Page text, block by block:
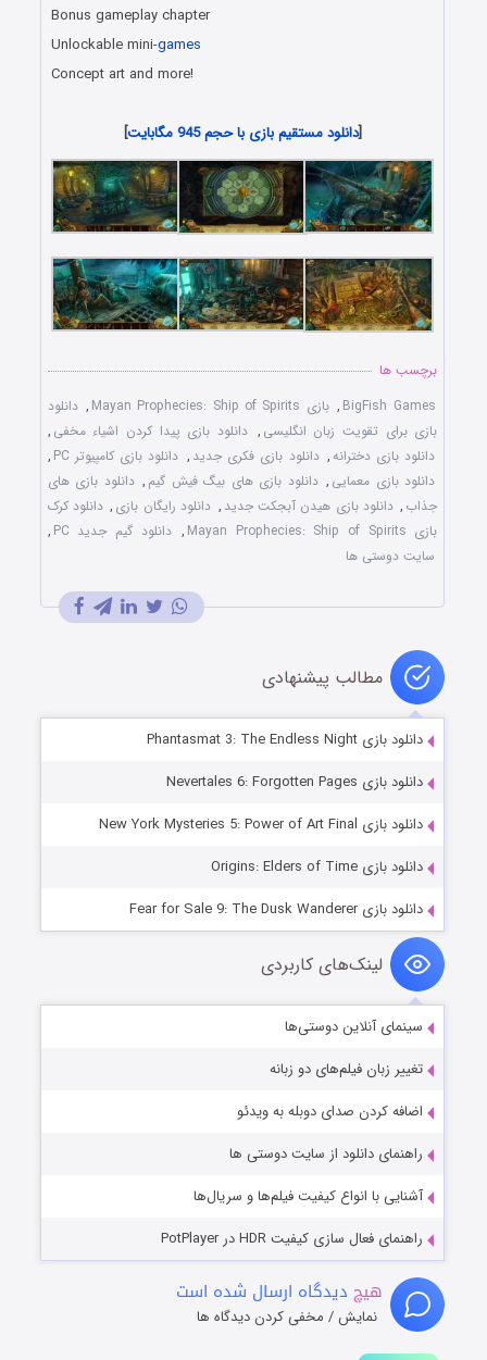
Bonus gameplay chapter
Unlockable mini-games
Concept art and more!
[دانلود مستقیم بازی با حجم 945 مگابایت ]
برچسب ها
BigFish Games
, بازی Mayan Prophecies: Ship of Spirits , دانلود
بازی برای تقويت زبان انگليسی , دانلود بازی پيدا کردن اشياء مخفی ,
دانلود بازی دخترانه, دانلود بازی فکری جديد , دانلود بازی کامپيوتر PC
,
دانلود بازی معمايی , دانلود بازی های بيگ فيش گيم , دانلود بازی های
جذاب , دانلود بازی هيدن آبجکت جديد , دانلود رايگان بازی , دانلود کرک
بازی Mayan Prophecies: Ship of Spirits
, دانلود گيم جديد PC
,
سايت دوستی ها
مطالب پیشنهادی
دانلود بازی Phantasmat 3: The Endless Night
دانلود بازی Nevertales 6: Forgotten Pages
دانلود بازی New York Mysteries 5: Power of Art Final
دانلود بازی Origins: Elders of Time
دانلود بازی Fear for Sale 9: The Dusk Wanderer
لینک‌های کاربردی
سینمای آنلاین دوستی‌ها
تغییر زبان فیلم‌های دو زبانه
اضافه کردن صدای دوبله به ویدئو
راهنمای دانلود از سایت دوستی ها
آشنایی با انواع کیفیت فیلم‌ها و سریال‌ها
راهنمای فعال سازی کیفیت HDR در PotPlayer
هیچ دیدگاه ارسال شده است
نمایش / مخفی کردن دیدگاه ها